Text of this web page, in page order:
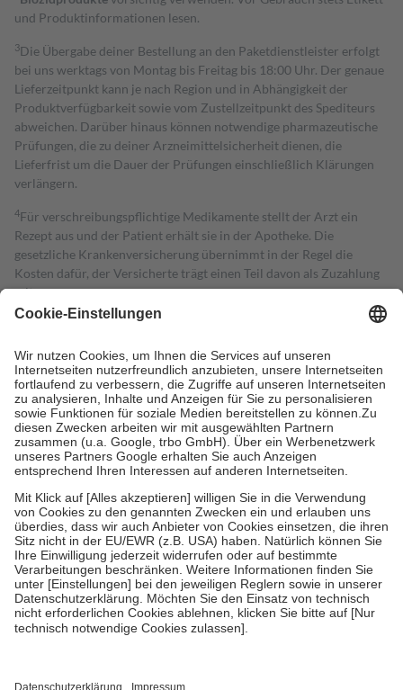
und Produktinformationen lesen.
3Die Übergabe deiner Bestellung an den Paketdienstleister erfolgt
bei uns werktags von Montag bis Freitag bis 18:00 Uhr. Der genaue
Lieferzeitpunkt kann je nach Region und in Abhängigkeit der
Produktverfügbarkeit sowie vom Zustellzeitpunkt des Spediteurs
abweichen. Darüber hinaus können notwendige pharmazeutische
Prüfungen, die zu deiner Arzneimittelsicherheit dienen, die
Lieferfrist um die Dauer der Prüfungen einschließlich Klärungen
verlängern.
4Für verschreibungspflichtige Medikamente stellt der Arzt ein
Rezept aus und der Patient erhält sie in der Apotheke. Die
gesetzliche Krankenversicherung übernimmt in der Regel die
Kosten dafür, der Versicherte trägt einen Teil davon als Zuzahlung
mit.
Grundsätzlich leisten Mitglieder Zuzahlungen in Höhe von zehn
höchstens zehn Euro.
Es sind jedoch nie mehr als die tatsächlichen
Kosten der Leistung zu entrichten.
Diese Regeln gelten grundsätzlich auch für Online-Apotheken.
Bei Heilmitteln und häuslicher Krankenpflege beträgt die
Zuzahlung zehn Prozent der Kosten sowie zehn Euro je
Verordnung.
Um das Engagement der Versicherten für ihre eigene Gesundheit zu
stärken und die besondere Stellung der Familie zu unterstützen,
fallenkeine Zuzahlungenan bei:
• Kindern und Jugendlichen bis zum vollendeten 18. Lebensjahr
mit Ausnahme der Fahrkosten
• Untersuchungen zur Vorsorge und Früherkennung, die von der
GKV getragen werden
• empfohlenen Schutzimpfungen
• Harn- und Blutteststreifen
getroffen, um sicherzustellen, dass es sich um echte Bewertungen